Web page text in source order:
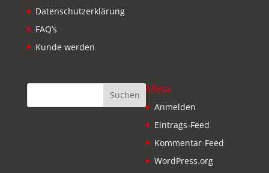
Datenschutzerklärung
FAQ’s
Kunde werden
Meta
Anmelden
Eintrags-Feed
Kommentar-Feed
WordPress.org